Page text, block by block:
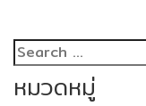
Search
for:
หมวดหมู่